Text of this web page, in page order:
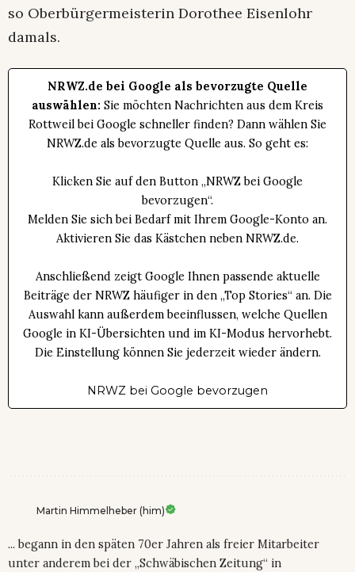
so Oberbürgermeisterin Dorothee Eisenlohr
damals.
NRWZ.de bei Google als bevorzugte Quelle
auswählen: Sie möchten Nachrichten aus dem Kreis
Rottweil bei Google schneller finden? Dann wählen Sie
NRWZ.de als bevorzugte Quelle aus. So geht es:
Klicken Sie auf den Button „NRWZ bei Google
bevorzugen“.
Melden Sie sich bei Bedarf mit Ihrem Google-Konto an.
Aktivieren Sie das Kästchen neben NRWZ.de.
Anschließend zeigt Google Ihnen passende aktuelle
Beiträge der NRWZ häufiger in den „Top Stories“ an. Die
Auswahl kann außerdem beeinflussen, welche Quellen
Google in KI-Übersichten und im KI-Modus hervorhebt.
Die Einstellung können Sie jederzeit wieder ändern.
NRWZ bei Google bevorzugen
Martin Himmelheber (him)
... begann in den späten 70er Jahren als freier Mitarbeiter
unter anderem bei der „Schwäbischen Zeitung“ in